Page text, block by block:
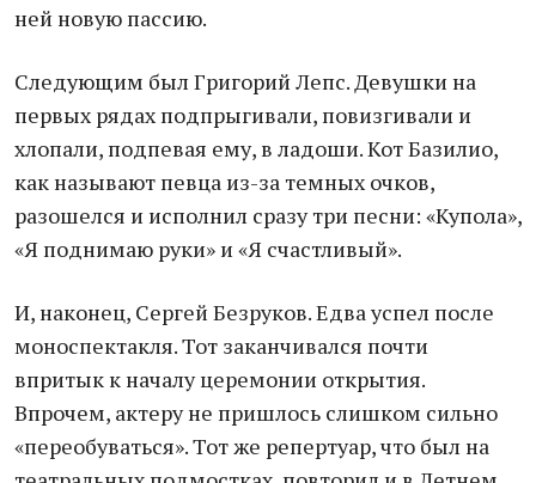
ней новую пассию.
Следующим был Григорий Лепс. Девушки на
первых рядах подпрыгивали, повизгивали и
хлопали, подпевая ему, в ладоши. Кот Базилио,
как называют певца из-за темных очков,
разошелся и исполнил сразу три песни: «Купола»,
«Я поднимаю руки» и «Я счастливый».
И, наконец, Сергей Безруков. Едва успел после
моноспектакля. Тот заканчивался почти
впритык к началу церемонии открытия.
Впрочем, актеру не пришлось слишком сильно
«переобуваться». Тот же репертуар, что был на